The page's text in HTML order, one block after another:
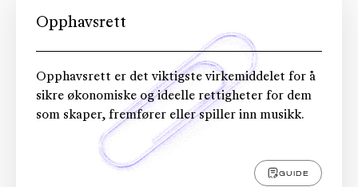
Opphavsrett
Opphavsrett er det viktigste virkemiddelet for å
sikre økonomiske og ideelle rettigheter for dem
som skaper, fremfører eller spiller inn musikk.
GUIDE